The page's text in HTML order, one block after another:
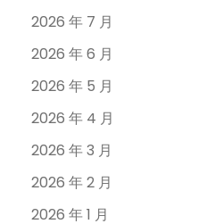
2026 年 7 月
2026 年 6 月
2026 年 5 月
2026 年 4 月
2026 年 3 月
2026 年 2 月
2026 年 1 月